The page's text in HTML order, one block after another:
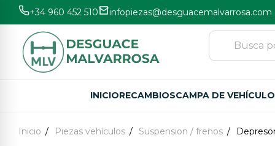
+34 960 452 510 infopiezas@desguacemalvarrosa.com
INICIORECAMBIOSCAMPA DE
Inicio Piezas vehículos Suspension / frenos